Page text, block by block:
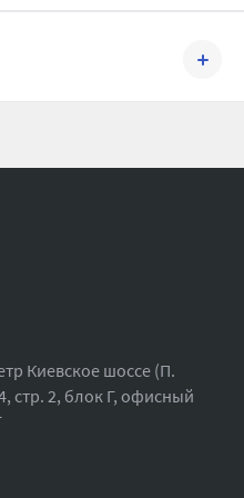
Киевское шоссе (П.
стр. 2, блок Г, офисный